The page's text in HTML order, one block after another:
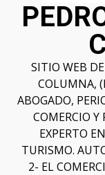
SITIO WEB
COLUMNA,
ABOGADO,
COMERCIO Y
EXPERTO
TURISMO.
2- EL